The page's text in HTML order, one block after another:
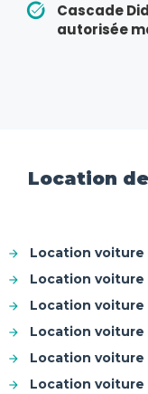
Cascade
autorisée
Location
Location voiture
Location voiture
Location voiture
Location voiture
Location
Location voiture